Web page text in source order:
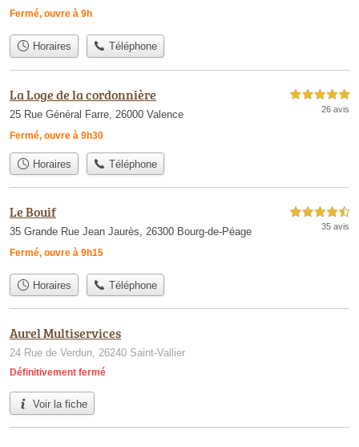
Fermé, ouvre à 9h
Horaires Téléphone
La Loge de la cordonnière
25 Rue Général Farre, 26000 Valence
Fermé, ouvre à 9h30
5,0 étoiles sur 5
26 avis
Horaires Téléphone
Le Bouif
35 Grande Rue Jean Jaurès, 26300 Bourg-de-Péage
Fermé, ouvre à 9h15
4,5 étoiles sur 5
35 avis
Horaires Téléphone
Aurel Multiservices
24 Rue de Verdun, 26240 Saint-Vallier
Définitivement fermé
Voir la fiche